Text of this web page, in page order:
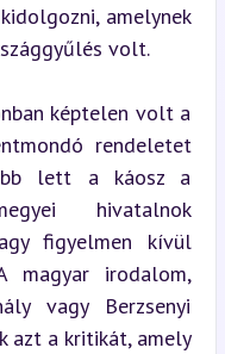
amelynek
volt.
képtelen volt a
rendeletet
lett a káosz a
hivatalnok
figyelmen kívül
magyar irodalom,
vagy Berzsenyi
azt a kritikát, amely